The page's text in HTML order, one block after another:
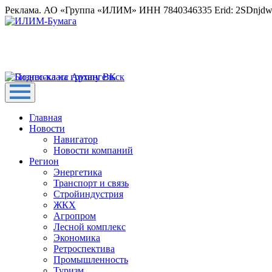
Реклама. АО «Группа «ИЛИМ» ИНН 7840346335 Erid:
Главная
Новости
Навигатор
Новости компаний
Регион
Энергетика
Транспорт и связь
Стройиндустрия
ЖКХ
Агропром
Лесной комплекс
Экономика
Ретроспектива
Промышленность